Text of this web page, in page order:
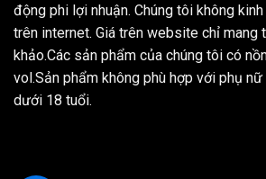
động phi lợi nhuận. Chúng tôi không
trên internet. Giá trên website chỉ mang
khảo.Các sản phẩm của chúng tôi có
vol.Sản phẩm không phù hợp với phụ
dưới 18 tuổi.